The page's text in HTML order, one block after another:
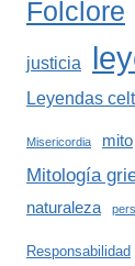
Folclore
justicia
Leyendas
Misericordia mito
Mitología
naturaleza
Responsabilidad